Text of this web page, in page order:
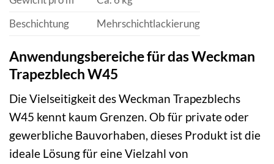
Beschichtung
Mehrschichtlackierung
Anwendungsbereiche für das Weckman
Trapezblech W45
Die Vielseitigkeit des Weckman Trapezblechs
W45 kennt kaum Grenzen. Ob für private oder
gewerbliche Bauvorhaben, dieses Produkt ist die
ideale Lösung für eine Vielzahl von